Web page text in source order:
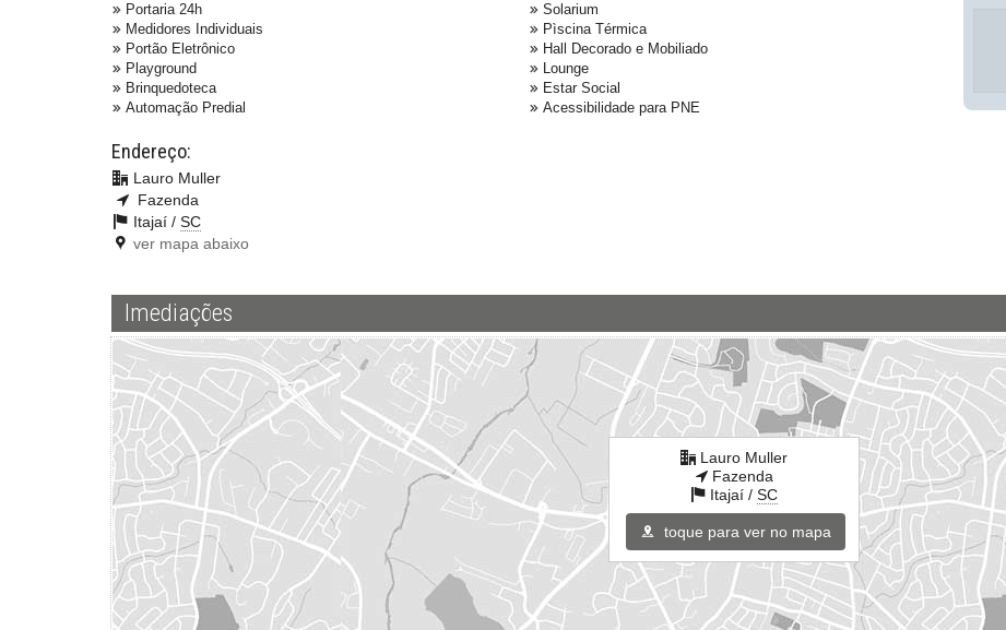
Portaria 24h
Medidores Individuais
Portão Eletrônico
Playground
Brinquedoteca
Automação Predial
Solarium
Pìscina Térmica
Hall Decorado e Mobiliado
Lounge
Estar Social
Acessibilidade para PNE
Endereço:
Lauro Muller
Fazenda
Itajaí / SC
ver mapa abaixo
Imediações
Lauro Muller
Fazenda
Itajaí / SC
toque para ver no mapa